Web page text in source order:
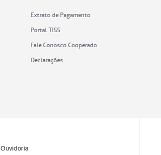
Extrato de Pagamento
Portal TISS
Fale Conosco Cooperado
Declarações
Ouvidoria